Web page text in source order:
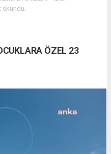
okundu.
ÖZEL 23